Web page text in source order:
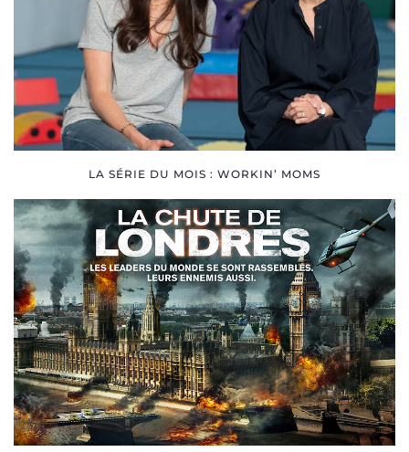
LA SÉRIE DU MOIS : WORKIN’ MOMS